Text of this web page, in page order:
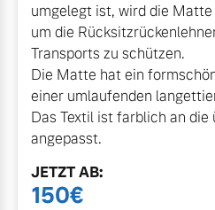
umgelegt ist, wird die
um die
Transports zu schützen.
Die Matte hat ein
einer umlaufenden
Das Textil ist farblich an
angepasst.
JETZTAB:
150€